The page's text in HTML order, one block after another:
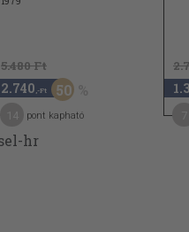
5.480 Ft
2.740 ,-Ft 50
pont kapható